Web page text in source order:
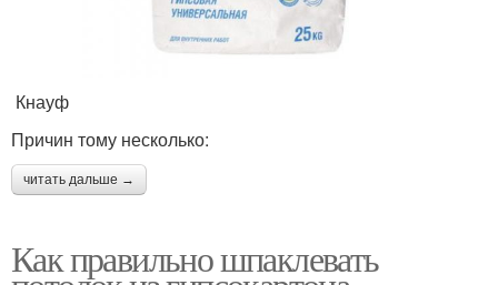
Кнауф
Причин тому несколько:
читать дальше →
Как правильно шпаклевать